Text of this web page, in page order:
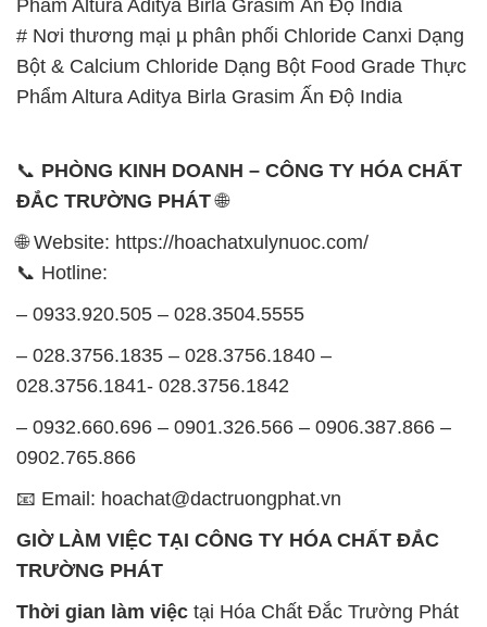
Phẩm Altura Aditya Birla Grasim Ấn Độ India
# Nơi thương mại µ phân phối Chloride Canxi Dạng
Bột & Calcium Chloride Dạng Bột Food Grade Thực
Phẩm Altura Aditya Birla Grasim Ấn Độ India
📞 PHÒNG KINH DOANH – CÔNG TY HÓA CHẤT
ĐẮC TRƯỜNG PHÁT🌐
🌐 Website: https://hoachatxulynuoc.com/
📞 Hotline:
– 0933.920.505 – 028.3504.5555
– 028.3756.1835 – 028.3756.1840 –
028.3756.1841- 028.3756.1842
– 0932.660.696 – 0901.326.566 – 0906.387.866 –
0902.765.866
📧 Email: hoachat@dactruongphat.vn
GIỜ LÀM VIỆC TẠI CÔNG TY HÓA CHẤT ĐẮC
TRƯỜNG PHÁT
Thời gian làm việc tại Hóa Chất Đắc Trường Phát